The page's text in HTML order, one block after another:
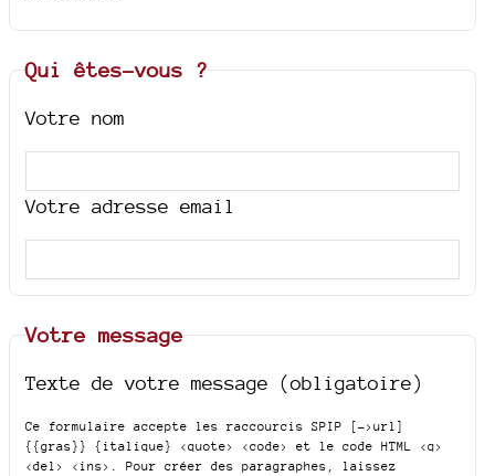
Qui êtes-vous ?
Votre nom
Votre adresse email
Votre message
Texte de votre message (obligatoire)
Ce formulaire accepte les raccourcis SPIP
[->url]
{{gras}} {italique} <quote> <code>
et le code HTML <q>
<del> <ins>
. Pour créer des paragraphes, laissez